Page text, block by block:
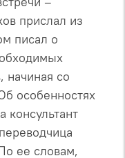
прислал из
писал о
начиная со
особенностях
консультант
ее словам,